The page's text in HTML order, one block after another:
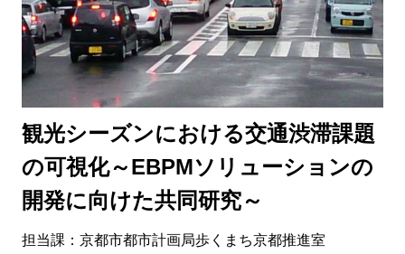
観光シーズンにおける交通渋滞課題
の可視化～EBPMソリューションの
開発に向けた共同研究～
担当課：京都市都市計画局歩くまち京都推進室